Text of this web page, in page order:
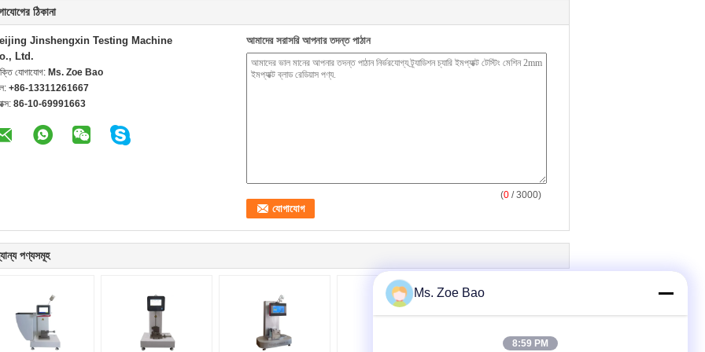
ঠিকানা
Jinshengxin Testing Machine
Ltd.
যোগাযোগ: Ms. Zoe Bao
+86-13311261667
86-10-69991663
আমাদের সরাসরি আপনার তদন্ত পাঠান
(0 / 3000)
পণ্যসমূহ
Ms. Zoe Bao
8:59 PM